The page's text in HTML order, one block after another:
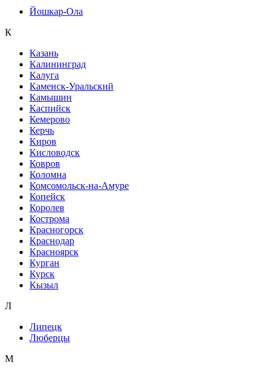
Йошкар-Ола
К
Казань
Калининград
Калуга
Каменск-Уральский
Камышин
Каспийск
Кемерово
Керчь
Киров
Кисловодск
Ковров
Коломна
Комсомольск-на-Амуре
Копейск
Королев
Кострома
Красногорск
Краснодар
Красноярск
Курган
Курск
Кызыл
Л
Липецк
Люберцы
М